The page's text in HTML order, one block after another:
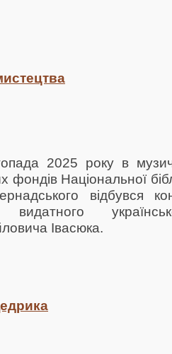
2025 року в
фондів Національної
відбувся
видатного
Івасюка.